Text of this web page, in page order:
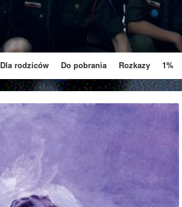
Dla rodziców Do pobrania Rozkazy 1%